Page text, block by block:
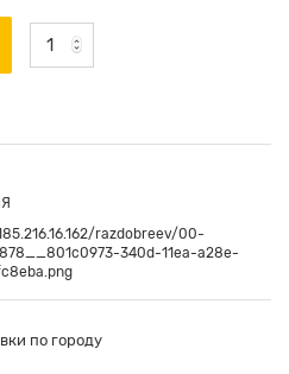
razdobreev/00-
340d-11ea-a28e-
по городу